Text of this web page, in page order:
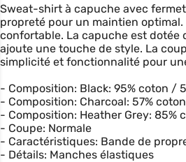
Sweat-shirt à capuche avec
propreté pour un maintien
confortable. La capuche est dotée
ajoute une touche de style. La
simplicité et fonctionnalité pour
- Composition: Black: 95% coton /
- Composition: Charcoal: 57%
- Composition: Heather Grey: 85%
- Coupe: Normale
- Caractéristiques: Bande de
- Détails: Manches élastiques